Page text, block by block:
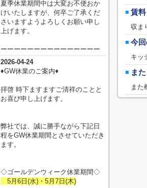
賃
収ま
今
キッ
ま
また
夏季休業期間中は大変お不便おか
けいたしますが、何卒ご了承くだ
さいますようよろしくお願い申し
上げます。
ーーーーーーーーーーーーーーー
2026-04-24
♦︎GW休業のご案内♦︎
拝啓 時下ますますご清祥のことと
お喜び申し上げます。
弊社では、誠に勝手ながら下記日
程をGW休業期間とさせていただき
ます。
◇ゴールデンウィーク休業期間◇
5月6日(水)・5月7日(木)